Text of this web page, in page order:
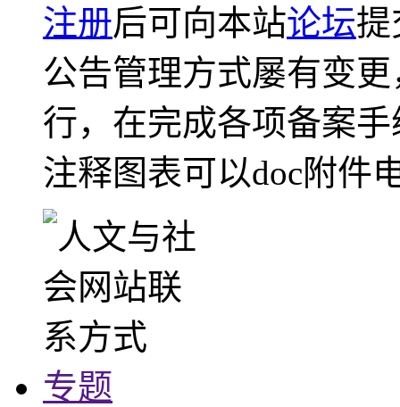
注册后可向本站论坛提
公告管理方式屡有变
行，在完成各项备案
注释图表可以doc附件
专题